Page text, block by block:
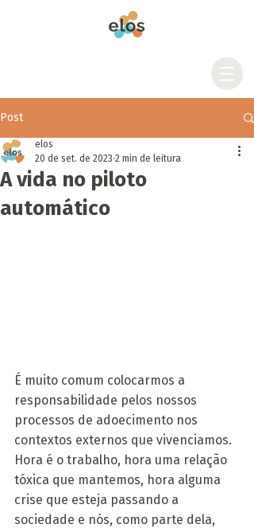
Post
A vida no piloto
automático
elos
20 de set. de 2023 2 min de leitura
É muito comum colocarmos a
responsabilidade pelos nossos
processos de adoecimento nos
contextos externos que vivenciamos.
Hora é o trabalho, hora uma relação
tóxica que mantemos, hora alguma
crise que esteja passando a
sociedade e nós, como parte dela,